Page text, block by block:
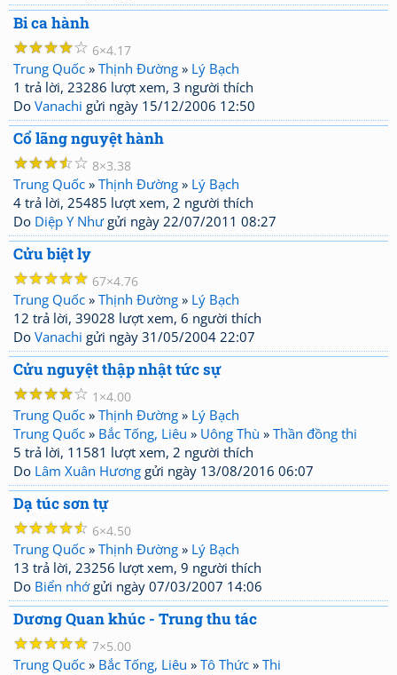
Bi ca hành
☆
☆
☆
☆
☆ 6 4.17
Trung Quốc » Thịnh Đường » Lý Bạch
1 trả lời, 23286 lượt xem, 3 người thích
Do Vanachi gửi ngày 15/12/2006 12:50
Cổ lãng nguyệt hành
☆
☆
☆
☆
☆ 8 3.38
Trung Quốc » Thịnh Đường » Lý Bạch
4 trả lời, 25485 lượt xem, 2 người thích
Do Diệp Y Nhưgửi ngày 22/07/2011 08:27
Cửu biệt ly
☆
☆
☆
☆
☆ 67 4.76
Trung Quốc » Thịnh Đường » Lý Bạch
12 trả lời, 39028 lượt xem, 6 người thích
Do Vanachi gửi ngày 31/05/2004 22:07
Cửu nguyệt thập nhật tức sự
☆
☆
☆
☆
☆ 1 4.00
Trung Quốc » Thịnh Đường » Lý Bạch
Trung Quốc » Bắc Tống, Liêu » Uông Thù » Thần đồng thi
5 trả lời, 11581 lượt xem, 2 người thích
Do Lâm Xuân Hương gửi ngày 13/08/2016 06:07
Dạ túc sơn tự
☆
☆
☆
☆
☆ 6 4.50
Trung Quốc » Thịnh Đường » Lý Bạch
13 trả lời, 23256 lượt xem, 9 người thích
Do Biển nhớgửi ngày 07/03/2007 14:06
Dương Quan khúc - Trung thu tác
☆
☆
☆
☆
☆ 7 5.00
Trung Quốc » Bắc Tống, Liêu » Tô Thức » Thi